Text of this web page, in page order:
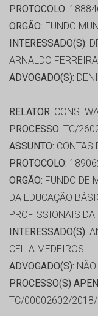
PROTOCOLO:
ORGÃO: FUNDO
INTERESSADO(S):
ARNALDO
ADVOGADO(S):
RELATOR: CONS.
PROCESSO: TC/
ASSUNTO: CONTAS
PROTOCOLO:
ORGÃO: FUNDO DE
DA EDUCAÇÃO
PROFISSIONAIS DA
INTERESSADO(S):
CELIA MEDEIROS
ADVOGADO(S):
PROCESSO(S)
TC/00002602/2018/